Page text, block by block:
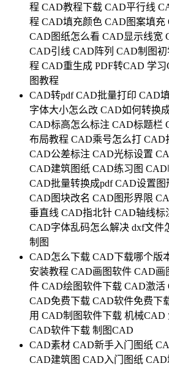
程 CAD教程下载 CAD平行线
程 CAD填充颜色 CAD图案填充
CAD图纸怎么看 CAD显示线宽
CAD引线 CAD阵列 CAD制图
程 CAD重生成 PDF转CAD 学习
图教程
CAD转pdf CAD批量打印 CAD
字体大小怎么改 CAD如何转换
CAD标高怎么标注 CAD标题栏
布局教程 CAD乘号怎么打 CAD
CAD公差标注 CAD光标设置
CAD建筑图纸 CAD练习图 CAD
CAD批量转换成pdf CAD设置图
CAD图块改名 CAD图形界限
垂直线 CAD指北针 CAD轴线标
CAD字体乱码怎么解决 dxf文件
制图
CAD怎么下载 CAD下载哪个版
安装教程 CAD画图软件 CAD画
件 CAD绘图软件下载 CAD激活
CAD免费下载 CAD软件免费下
用 CAD制图软件下载 机械CAD
CAD软件下载 制图CAD
CAD素材 CAD新手入门图纸
CAD建筑图 CAD入门图纸 CAD